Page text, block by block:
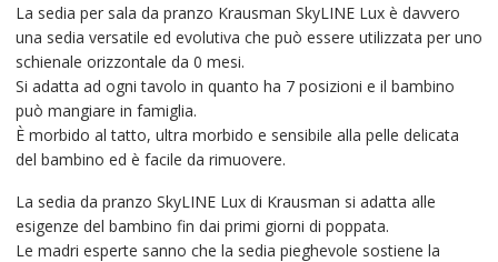
La sedia per sala da pranzo Krausman SkyLINE Lux è davvero
una sedia versatile ed evolutiva che può essere utilizzata per uno
schienale orizzontale da 0 mesi.
Si adatta ad ogni tavolo in quanto ha 7 posizioni e il bambino
può mangiare in famiglia.
È morbido al tatto, ultra morbido e sensibile alla pelle delicata
del bambino ed è facile da rimuovere.
La sedia da pranzo SkyLINE Lux di Krausman si adatta alle
esigenze del bambino fin dai primi giorni di poppata.
Le madri esperte sanno che la sedia pieghevole sostiene la